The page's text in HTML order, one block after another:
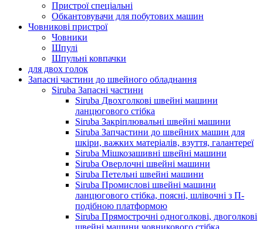
Пристрої спеціальні
Обкантовувачи для побутових машин
Човникові пристрої
Човники
Шпулі
Шпульні ковпачки
для двох голок
Запасні частини до швейного обладнання
Siruba Запасні частини
Siruba Двохголкові швейні машини
ланцюгового стібка
Siruba Закріплювальні швейні машини
Siruba Запчастини до швейних машин для
шкіри, важких матеріалів, взуття, галантереї
Siruba Мішкозашивні швейні машини
Siruba Оверлочні швейні машини
Siruba Петельні швейні машини
Siruba Промислові швейні машини
ланцюгового стібка, поясні, шлівочні з П-
подібною платформою
Siruba Прямострочні одноголкові, двоголкові
швейні машини човникового стібка